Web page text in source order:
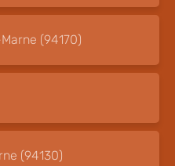
(94170)
(94130)